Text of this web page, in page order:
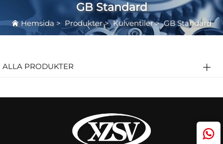
GB Standard
Hemsida > Produkter>Kulventiler>GB Standard
ALLA PRODUKTER